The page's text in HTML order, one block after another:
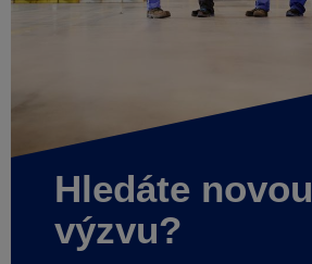
Hledáte novou
výzvu?